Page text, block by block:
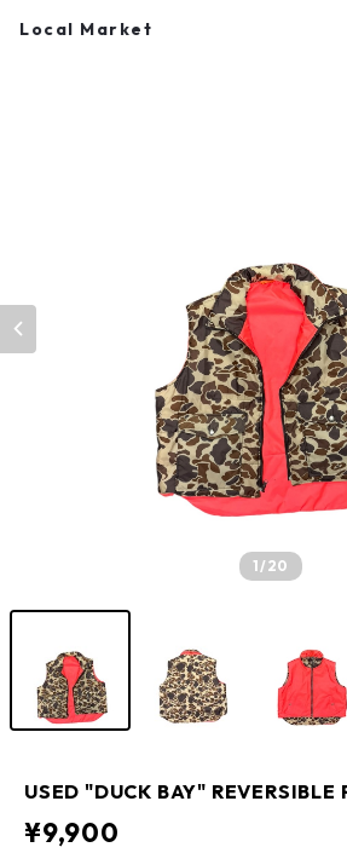
Local Market
1/20
USED "DUCK BAY" REVERSIBLE
¥9,900